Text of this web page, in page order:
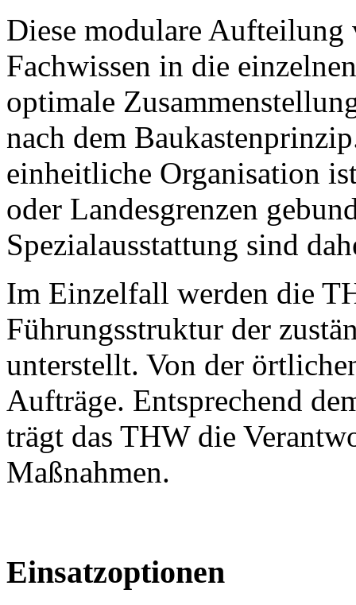
Diese modulare Aufteilung
Fachwissen in die
optimale
nach dem
einheitliche Organisation
oder Landesgrenzen
Spezialausstattung sind
Im Einzelfall werden die
Führungsstruktur der
unterstellt. Von der
Aufträge. Entsprechend
trägt das THW die
Maßnahmen.
Einsatzoptionen